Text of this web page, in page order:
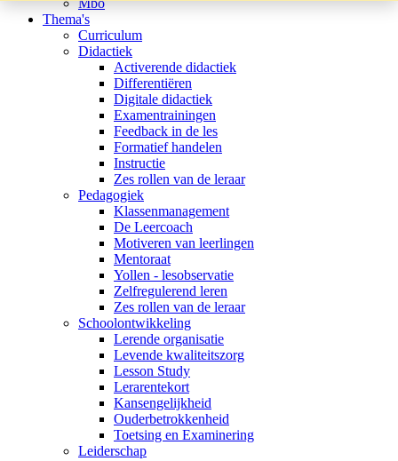
Thema's
Curriculum
Didactiek
Activerende didactiek
Differentiëren
Digitale didactiek
Examentrainingen
Feedback in de les
Formatief handelen
Instructie
Zes rollen van de leraar
Pedagogiek
Klassenmanagement
De Leercoach
Motiveren van leerlingen
Mentoraat
Yollen - lesobservatie
Zelfregulerend leren
Zes rollen van de leraar
Schoolontwikkeling
Lerende organisatie
Levende kwaliteitszorg
Lesson Study
Lerarentekort
Kansengelijkheid
Ouderbetrokkenheid
Toetsing en Examinering
Leiderschap